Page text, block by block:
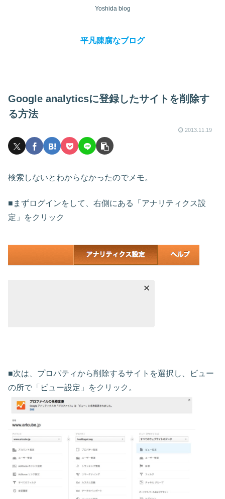
Yoshida blog
平凡陳腐なブログ
Google analyticsに登録したサイトを削除す
る方法
2013.11.19
検索しないとわからなかったのでメモ。
■まずログインをして、右側にある「アナリティクス設
定」をクリック
■次は、プロパティから削除するサイトを選択し、ビュー
の所で「ビュー設定」をクリック。